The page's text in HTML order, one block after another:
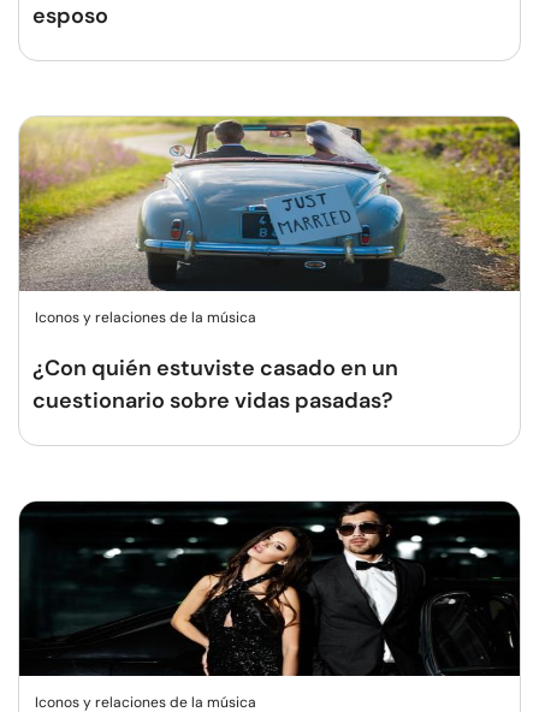
esposo
Iconos y relaciones de la música
¿Con quién estuviste casado en un
cuestionario sobre vidas pasadas?
Iconos y relaciones de la música